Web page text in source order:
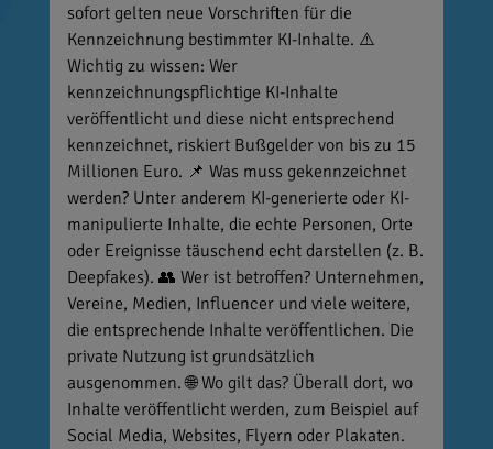
sofort gelten neue Vorschriften für die
Kennzeichnung bestimmter KI-Inhalte. ⚠️
Wichtig zu wissen: Wer
kennzeichnungspflichtige KI-Inhalte
veröffentlicht und diese nicht entsprechend
kennzeichnet, riskiert Bußgelder von bis zu 15
Millionen Euro. 📌 Was muss gekennzeichnet
werden? Unter anderem KI-generierte oder KI-
manipulierte Inhalte, die echte Personen, Orte
oder Ereignisse täuschend echt darstellen (z. B.
Deepfakes). 👥 Wer ist betroffen? Unternehmen,
Vereine, Medien, Influencer und viele weitere,
die entsprechende Inhalte veröffentlichen. Die
private Nutzung ist grundsätzlich
ausgenommen. 🌐 Wo gilt das? Überall dort, wo
Inhalte veröffentlicht werden, zum Beispiel auf
Social Media, Websites, Flyern oder Plakaten.